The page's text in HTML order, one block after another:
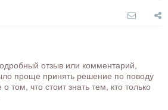
отзыв или комментарий,
проще принять решение по поводу
том, что стоит знать тем, кто только